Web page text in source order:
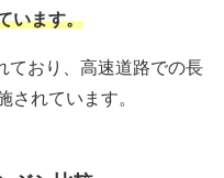
います。
ており、高速道路での長
されています。